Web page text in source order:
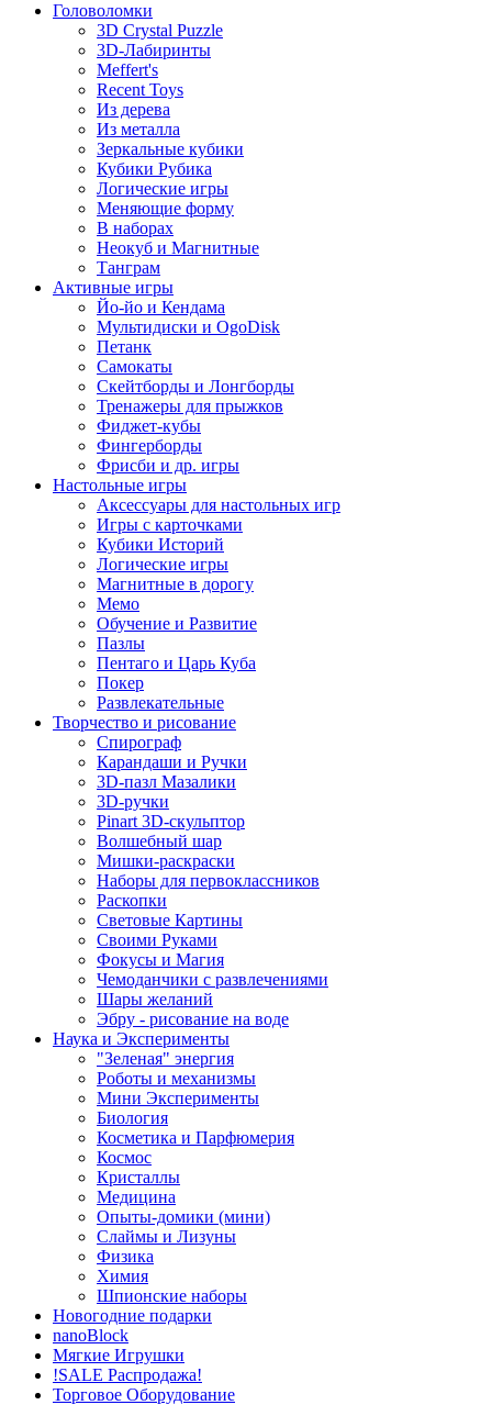
Головоломки
3D Crystal Puzzle
3D-Лабиринты
Meffert's
Recent Toys
Из дерева
Из металла
Зеркальные кубики
Кубики Рубика
Логические игры
Меняющие форму
В наборах
Неокуб и Магнитные
Танграм
Активные игры
Йо-йо и Кендама
Мультидиски и OgoDisk
Петанк
Самокаты
Скейтборды и Лонгборды
Тренажеры для прыжков
Фиджет-кубы
Фингерборды
Фрисби и др. игры
Настольные игры
Аксессуары для настольных игр
Игры с карточками
Кубики Историй
Логические игры
Магнитные в дорогу
Мемо
Обучение и Развитие
Пазлы
Пентаго и Царь Куба
Покер
Развлекательные
Творчество и рисование
Спирограф
Карандаши и Ручки
3D-пазл Мазалики
3D-ручки
Pinart 3D-скульптор
Волшебный шар
Мишки-раскраски
Наборы для первоклассников
Раскопки
Световые Картины
Своими Руками
Фокусы и Магия
Чемоданчики с развлечениями
Шары желаний
Эбру - рисование на воде
Наука и Эксперименты
"Зеленая" энергия
Роботы и механизмы
Мини Эксперименты
Биология
Косметика и Парфюмерия
Космос
Кристаллы
Медицина
Опыты-домики (мини)
Слаймы и Лизуны
Физика
Химия
Шпионские наборы
Новогодние подарки
nanoBlock
Мягкие Игрушки
!SALE Распродажа!
Торговое Оборудование